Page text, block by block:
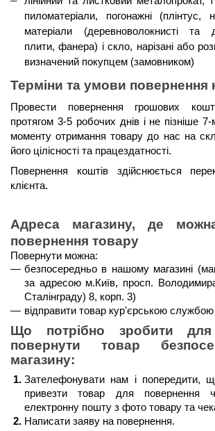
пиломатеріали, погонажні (плінтус,
матеріали (деревноволокнисті та
плити, фанера) і скло, нарізані або
визначений покупцем (замовником)
Терміни та умови повернення
протягом 3-5 робочих днів і не пізніше
моменту отримання товару до нас на
його цілісності та працездатності.
Повернення коштів здійснюється
клієнта.
Адреса магазину, де
повернення товару
Повернути можна:
безпосередньо в нашому магазині
за адресою м.Київ, просп.
Сталінграду) 8, корп. 3)
відправити товар кур'єрською
Що потрібно зробити
повернути товар
магазину:
Зателефонувати нам і попередити,
привезти товар для повернення
електронну пошту з фото товару та
Написати заяву на повернення.